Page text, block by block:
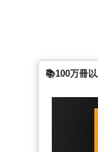
📚100万冊